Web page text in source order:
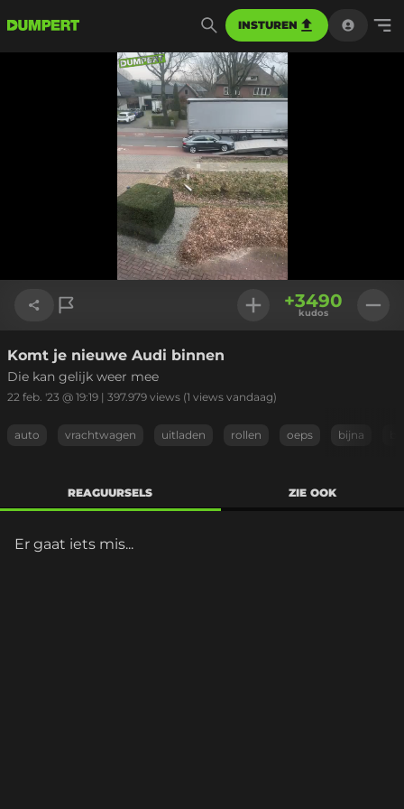
INSTUREN
Geladen:
100.00%
Link kopiëren
+3490
kudos
Komt je nieuwe Audi binnen
Die kan gelijk weer mee
22 feb. '23 @ 19:19 | 397.979 views (1 views vandaag)
auto vrachtwagen uitladen rollen oeps bijna
REAGUURSELS ZIE OOK
Er gaat iets mis...